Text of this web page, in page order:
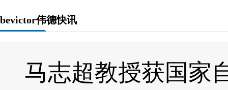
bevictor伟德快讯
马志超教授获国家